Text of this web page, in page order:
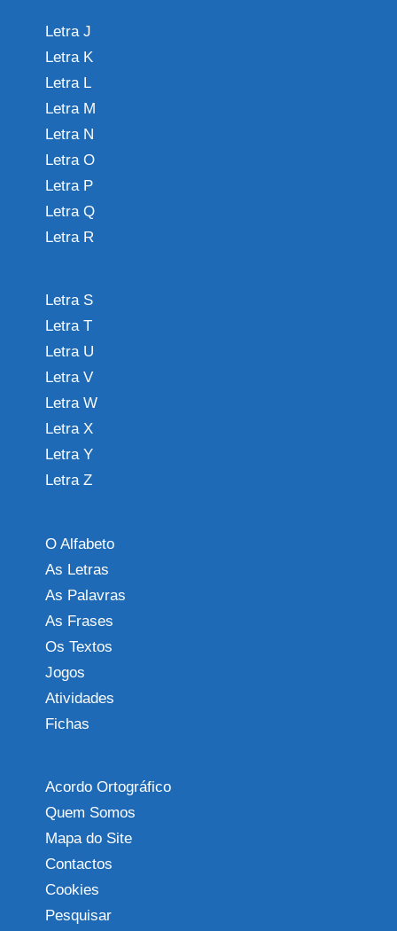
Letra J
Letra K
Letra L
Letra M
Letra N
Letra O
Letra P
Letra Q
Letra R
Letra S
Letra T
Letra U
Letra V
Letra W
Letra X
Letra Y
Letra Z
O Alfabeto
As Letras
As Palavras
As Frases
Os Textos
Jogos
Atividades
Fichas
Acordo Ortográfico
Quem Somos
Mapa do Site
Contactos
Cookies
Pesquisar